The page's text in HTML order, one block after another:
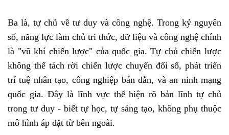
Ba là, tự chủ về tư duy và công nghệ. Trong kỷ nguyên
số, năng lực làm chủ tri thức, dữ liệu và công nghệ chính
là "vũ khí chiến lược" của quốc gia. Tự chủ chiến lược
không thể tách rời chiến lược chuyển đổi số, phát triển
trí tuệ nhân tạo, công nghiệp bán dẫn, và an ninh mạng
quốc gia. Đây là lĩnh vực thể hiện rõ bản lĩnh tự chủ
trong tư duy - biết tự học, tự sáng tạo, không phụ thuộc
mô hình áp đặt từ bên ngoài.